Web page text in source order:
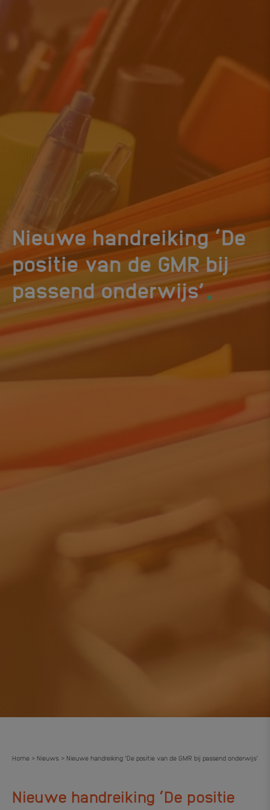
Nieuwe handreiking ‘De
positie van de GMR bij
passend onderwijs’.
Home > Nieuws > Nieuwe handreiking ‘De positie van de GMR bij passend onderwijs’
Nieuwe handreiking ‘De positie